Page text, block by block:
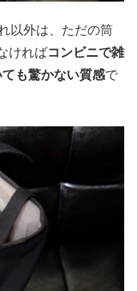
以外は、ただの筒
ければコンビニで雑
も驚かない質感で